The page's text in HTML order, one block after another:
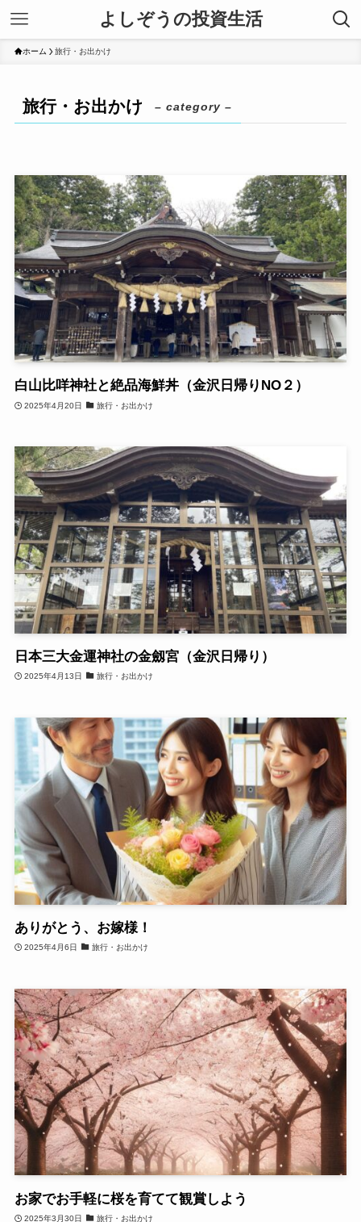
よしぞうの投資生活
ホーム 旅行・お出かけ
旅行・お出かけ – category –
白山比咩神社と絶品海鮮丼（金沢日帰りNO２）
2025年4月20日 旅行・お出かけ
日本三大金運神社の金劔宮（金沢日帰り）
2025年4月13日 旅行・お出かけ
ありがとう、お嫁様！
2025年4月6日 旅行・お出かけ
お家でお手軽に桜を育てて観賞しよう
2025年3月30日 旅行・お出かけ